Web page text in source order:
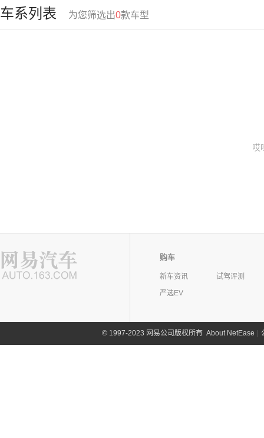
车系列表 为您筛选出0款车型
哎
购车
新车资讯
试驾评测
严选EV
©1997-2023 网易公司版权所有 About NetEase